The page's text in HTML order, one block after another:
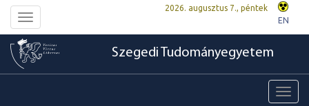
Toggle
navigation
2026. augusztus 7., péntek
EN
Szegedi Tudományegyetem